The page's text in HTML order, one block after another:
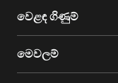
වෙළඳ ගිණුම්
මෙවලම්